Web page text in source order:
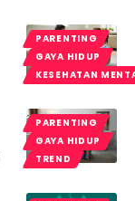
PARENTING
GAYA HIDUP
KESEHATAN
PARENTING
GAYA HIDUP
TREND